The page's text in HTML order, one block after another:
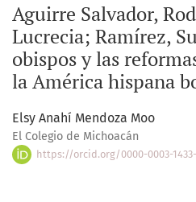
Aguirre Salvador,
Lucrecia; Ramírez,
obispos y las
la América hispana
Elsy Anahí Mendoza Moo
El Colegio de Michoacán
https://orcid.org/0000-0003-